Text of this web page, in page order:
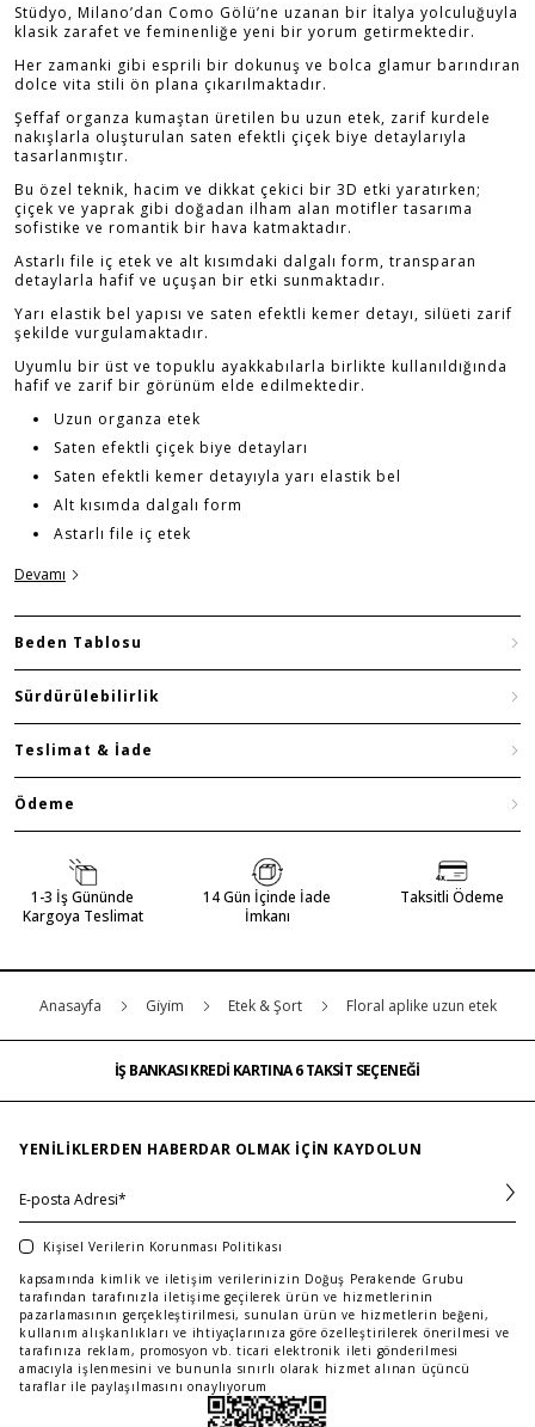
Stüdyo, Milano’dan Como Gölü’ne uzanan bir İtalya yolculuğuyla
klasik zarafet ve feminenliğe yeni bir yorum getirmektedir.
Her zamanki gibi esprili bir dokunuş ve bolca glamur barındıran
dolce vita stili ön plana çıkarılmaktadır.
Şeffaf organza kumaştan üretilen bu uzun etek, zarif kurdele
nakışlarla oluşturulan saten efektli çiçek biye detaylarıyla
tasarlanmıştır.
Bu özel teknik, hacim ve dikkat çekici bir 3D etki yaratırken;
çiçek ve yaprak gibi doğadan ilham alan motifler tasarıma
sofistike ve romantik bir hava katmaktadır.
Astarlı file iç etek ve alt kısımdaki dalgalı form, transparan
detaylarla hafif ve uçuşan bir etki sunmaktadır.
Yarı elastik bel yapısı ve saten efektli kemer detayı, silüeti zarif
şekilde vurgulamaktadır.
Uyumlu bir üst ve topuklu ayakkabılarla birlikte kullanıldığında
hafif ve zarif bir görünüm elde edilmektedir.
Uzun organza etek
Saten efektli çiçek biye detayları
Saten efektli kemer detayıyla yarı elastik bel
Alt kısımda dalgalı form
Astarlı file iç etek
Devamı
Beden Tablosu
Sürdürülebilirlik
Teslimat & İade
Ödeme
1-3 İş Gününde
Kargoya Teslimat
14 Gün İçinde İade
İmkanı
Taksitli Ödeme
Anasayfa Gi̇yi̇m Etek & Şort Floral aplike uzun etek
İŞ BANKASI KREDİ KARTINA 6 TAKSİT SEÇENEĞİ
İŞ BANKASI KREDİ KARTINA 6 TAKSİT SEÇENEĞİ
…
YENILIKLERDEN HABERDAR OLMAK IÇIN KAYDOLUN
Kişisel Verilerin Korunması Politikası
kapsamında kimlik ve iletişim verilerinizin Doğuş Perakende Grubu
tarafından tarafınızla iletişime geçilerek ürün ve hizmetlerinin
pazarlamasının gerçekleştirilmesi, sunulan ürün ve hizmetlerin beğeni,
kullanım alışkanlıkları ve ihtiyaçlarınıza göre özelleştirilerek önerilmesi ve
tarafınıza reklam, promosyon vb. ticari elektronik ileti gönderilmesi
amacıyla işlenmesini ve bununla sınırlı olarak hizmet alınan üçüncü
taraflar ile paylaşılmasını onaylıyorum